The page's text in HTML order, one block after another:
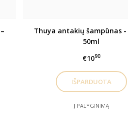
Thuya antakių šampūnas
50ml
€1090
Į PALYGINIMĄ